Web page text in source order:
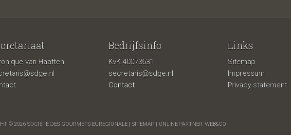
met chocolade.
van Haaften
Bedrijfsinfo
KvK 40073631
secretaris@sdge.nl
Contact
Links
Sitemap
Impressum
Privacy statement
© 2026 SOCIÉTÉ DES GOURMETS EUREGIONALE | SITEMAP| ONLINE PARTNER: WEB&CO